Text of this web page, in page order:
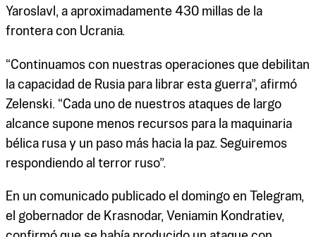
Yaroslavl, a aproximadamente 430 millas de la
frontera con Ucrania.
“Continuamos con nuestras operaciones que debilitan
la capacidad de Rusia para librar esta guerra”, afirmó
Zelenski. “Cada uno de nuestros ataques de largo
alcance supone menos recursos para la maquinaria
bélica rusa y un paso más hacia la paz. Seguiremos
respondiendo al terror ruso”.
En un comunicado publicado el domingo en Telegram,
el gobernador de Krasnodar, Veniamin Kondratiev,